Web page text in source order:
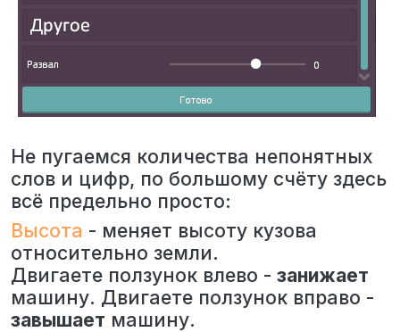
Не пугаемся количества непонятных
слов и цифр, по большому счёту здесь
всё предельно просто:
Высота - меняет высоту кузова
относительно земли.
Двигаете ползунок влево - занижает
машину. Двигаете ползунок вправо -
завышает машину.